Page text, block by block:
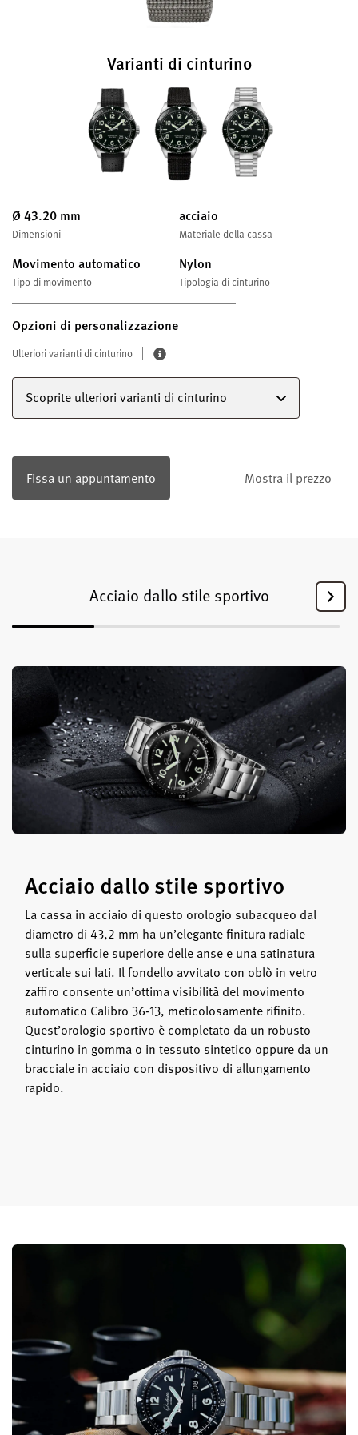
Varianti di cinturino
Ø 43.20 mm
Dimensioni
acciaio
Materiale della cassa
Movimento automatico
Tipo di movimento
Nylon
Tipologia di cinturino
Opzioni di personalizzazione
Ulteriori varianti di cinturino
Scoprite ulteriori varianti di cinturino
Fissa un appuntamento Mostra il prezzo
Acciaio dallo stile sportivo
Acciaio dallo stile sportivo
La cassa in acciaio di questo orologio subacqueo dal
diametro di 43,2 mm ha un’elegante finitura radiale
sulla superficie superiore delle anse e una satinatura
verticale sui lati. Il fondello avvitato con oblò in vetro
zaffiro consente un’ottima visibilità del movimento
automatico Calibro 36-13, meticolosamente rifinito.
Quest’orologio sportivo è completato da un robusto
cinturino in gomma o in tessuto sintetico oppure da un
bracciale in acciaio con dispositivo di allungamento
rapido.